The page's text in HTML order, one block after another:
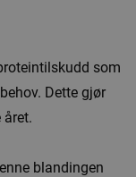
som
Dette gjør
blandingen